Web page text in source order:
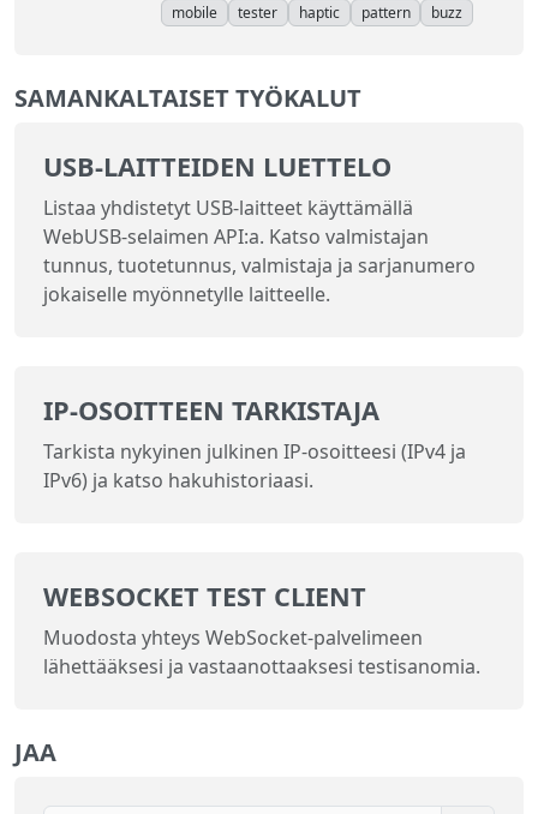
mobile
tester haptic pattern buzz
SAMANKALTAISET TYÖKALUT
USB-LAITTEIDEN LUETTELO
Listaa yhdistetyt USB-laitteet käyttämällä
WebUSB-selaimen API:a. Katso valmistajan
tunnus, tuotetunnus, valmistaja ja sarjanumero
jokaiselle myönnetylle laitteelle.
IP-OSOITTEEN TARKISTAJA
Tarkista nykyinen julkinen IP-osoitteesi (IPv4 ja
IPv6) ja katso hakuhistoriaasi.
WEBSOCKET TEST CLIENT
Muodosta yhteys WebSocket-palvelimeen
lähettääksesi ja vastaanottaaksesi testisanomia.
JAA